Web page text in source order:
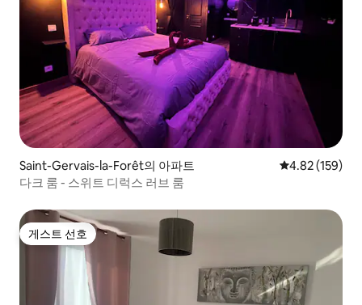
Saint-Gervais-la-Forêt의 아파트 평점 4.82점(5
4.82 (159)
다크 룸 - 스위트 디럭스 러브 룸
게스트 선호
게스트 선호